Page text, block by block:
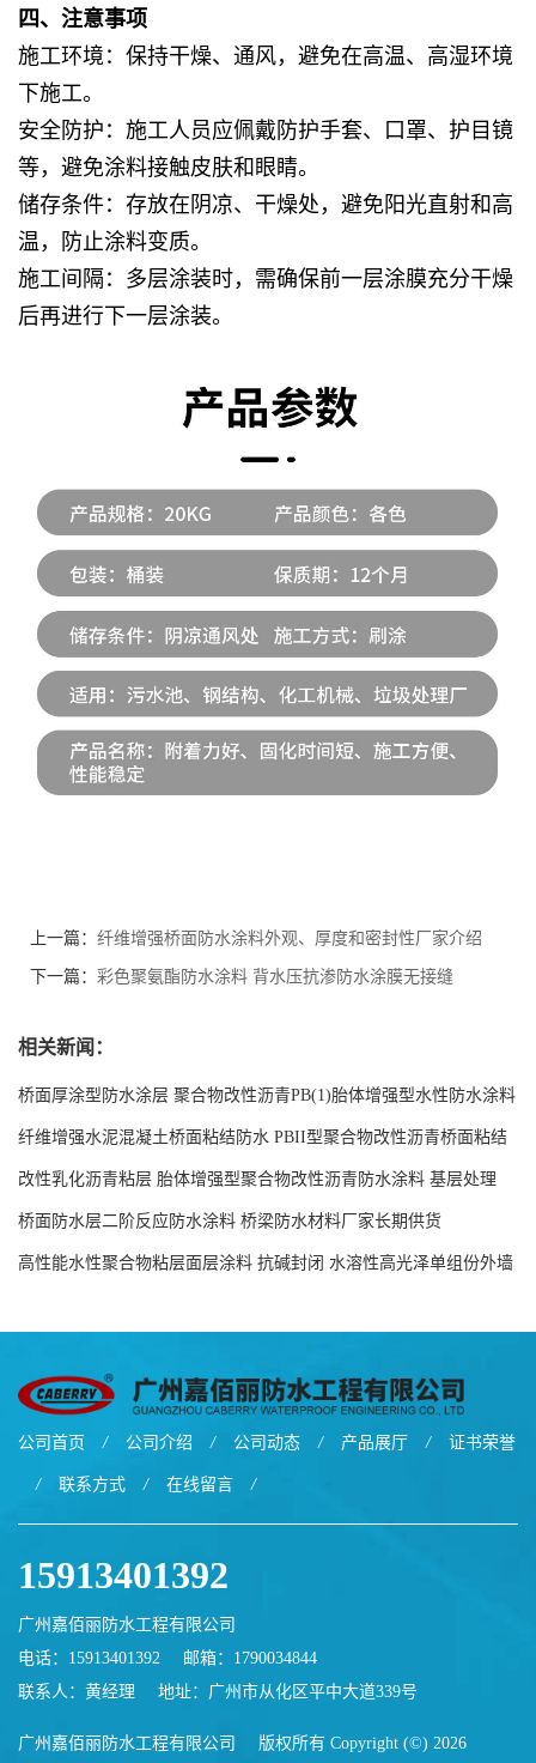
四、注意事项
施工环境：保持干燥、通风，避免在高温、高湿环境
下施工。
安全防护：施工人员应佩戴防护手套、口罩、护目镜
等，避免涂料接触皮肤和眼睛。
储存条件：存放在阴凉、干燥处，避免阳光直射和高
温，防止涂料变质。
施工间隔：多层涂装时，需确保前一层涂膜充分干燥
后再进行下一层涂装。
上一篇： 纤维增强桥面防水涂料外观、厚度和密封性厂家介绍
下一篇： 彩色聚氨酯防水涂料 背水压抗渗防水涂膜无接缝
相关新闻：
桥面厚涂型防水涂层 聚合物改性沥青PB(1)胎体增强型水性防水涂料
现货工厂
纤维增强水泥混凝土桥面粘结防水 PBII型聚合物改性沥青桥面粘结
防水涂料源头工厂
改性乳化沥青粘层 胎体增强型聚合物改性沥青防水涂料 基层处理
剂-双层双组份环氧树脂解说
桥面防水层二阶反应防水涂料 桥梁防水材料厂家长期供货
高性能水性聚合物粘层面层涂料 抗碱封闭 水溶性高光泽单组份外墙
公司首页 / 公司介绍 / 公司动态 / 产品展厅 / 证书荣誉
/ 联系方式 / 在线留言 /
15913401392
广州嘉佰丽防水工程有限公司
电话：15913401392
邮箱： 1790034844
联系人：黄经理
地址：广州市从化区平中大道339号
广州嘉佰丽防水工程有限公司 版权所有 Copyright (©) 2026